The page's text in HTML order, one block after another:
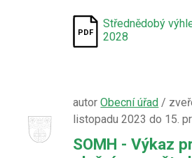
Střednědobý
2028
autorObecní úřad /
listopadu 2023 do 15.
SOMH - Výkaz